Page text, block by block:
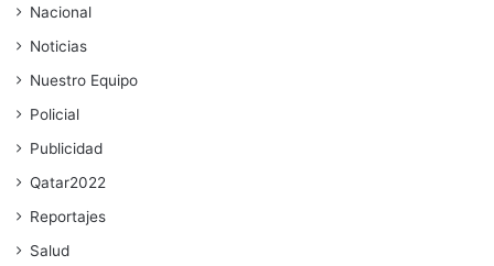
Nacional
Noticias
Nuestro Equipo
Policial
Publicidad
Qatar2022
Reportajes
Salud